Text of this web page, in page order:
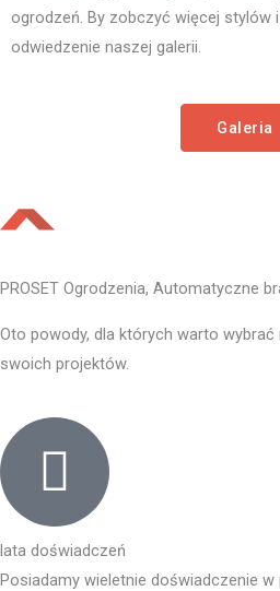
ogrodzeń. By zobczyć więcej stylów
odwiedzenie naszej galerii.
Galeria
PROSET Ogrodzenia, Automatyczne
Oto powody, dla których warto
swoich projektów.
lata doświadczeń
Posiadamy wieletnie doświadczenie